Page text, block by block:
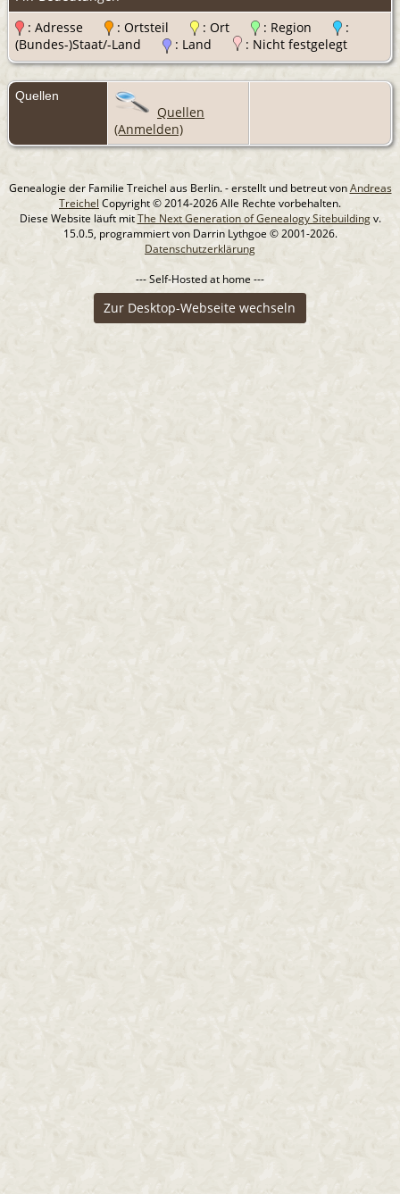
: Adresse
: Ortsteil : Ort : Region
:
(Bundes-)Staat/-Land
: Land : Nicht festgelegt
Quellen
Quellen
(Anmelden)
Genealogie der Familie Treichel aus Berlin. - erstellt und betreut vonAndreas
Treichel Copyright © 2014-2026 Alle Rechte vorbehalten.
Diese Website läuft mitThe Next Generation of Genealogy Sitebuildingv.
15.0.5, programmiert von Darrin Lythgoe © 2001-2026.
Datenschutzerklärung
--- Self-Hosted at home ---
Zur Desktop-Webseite wechseln